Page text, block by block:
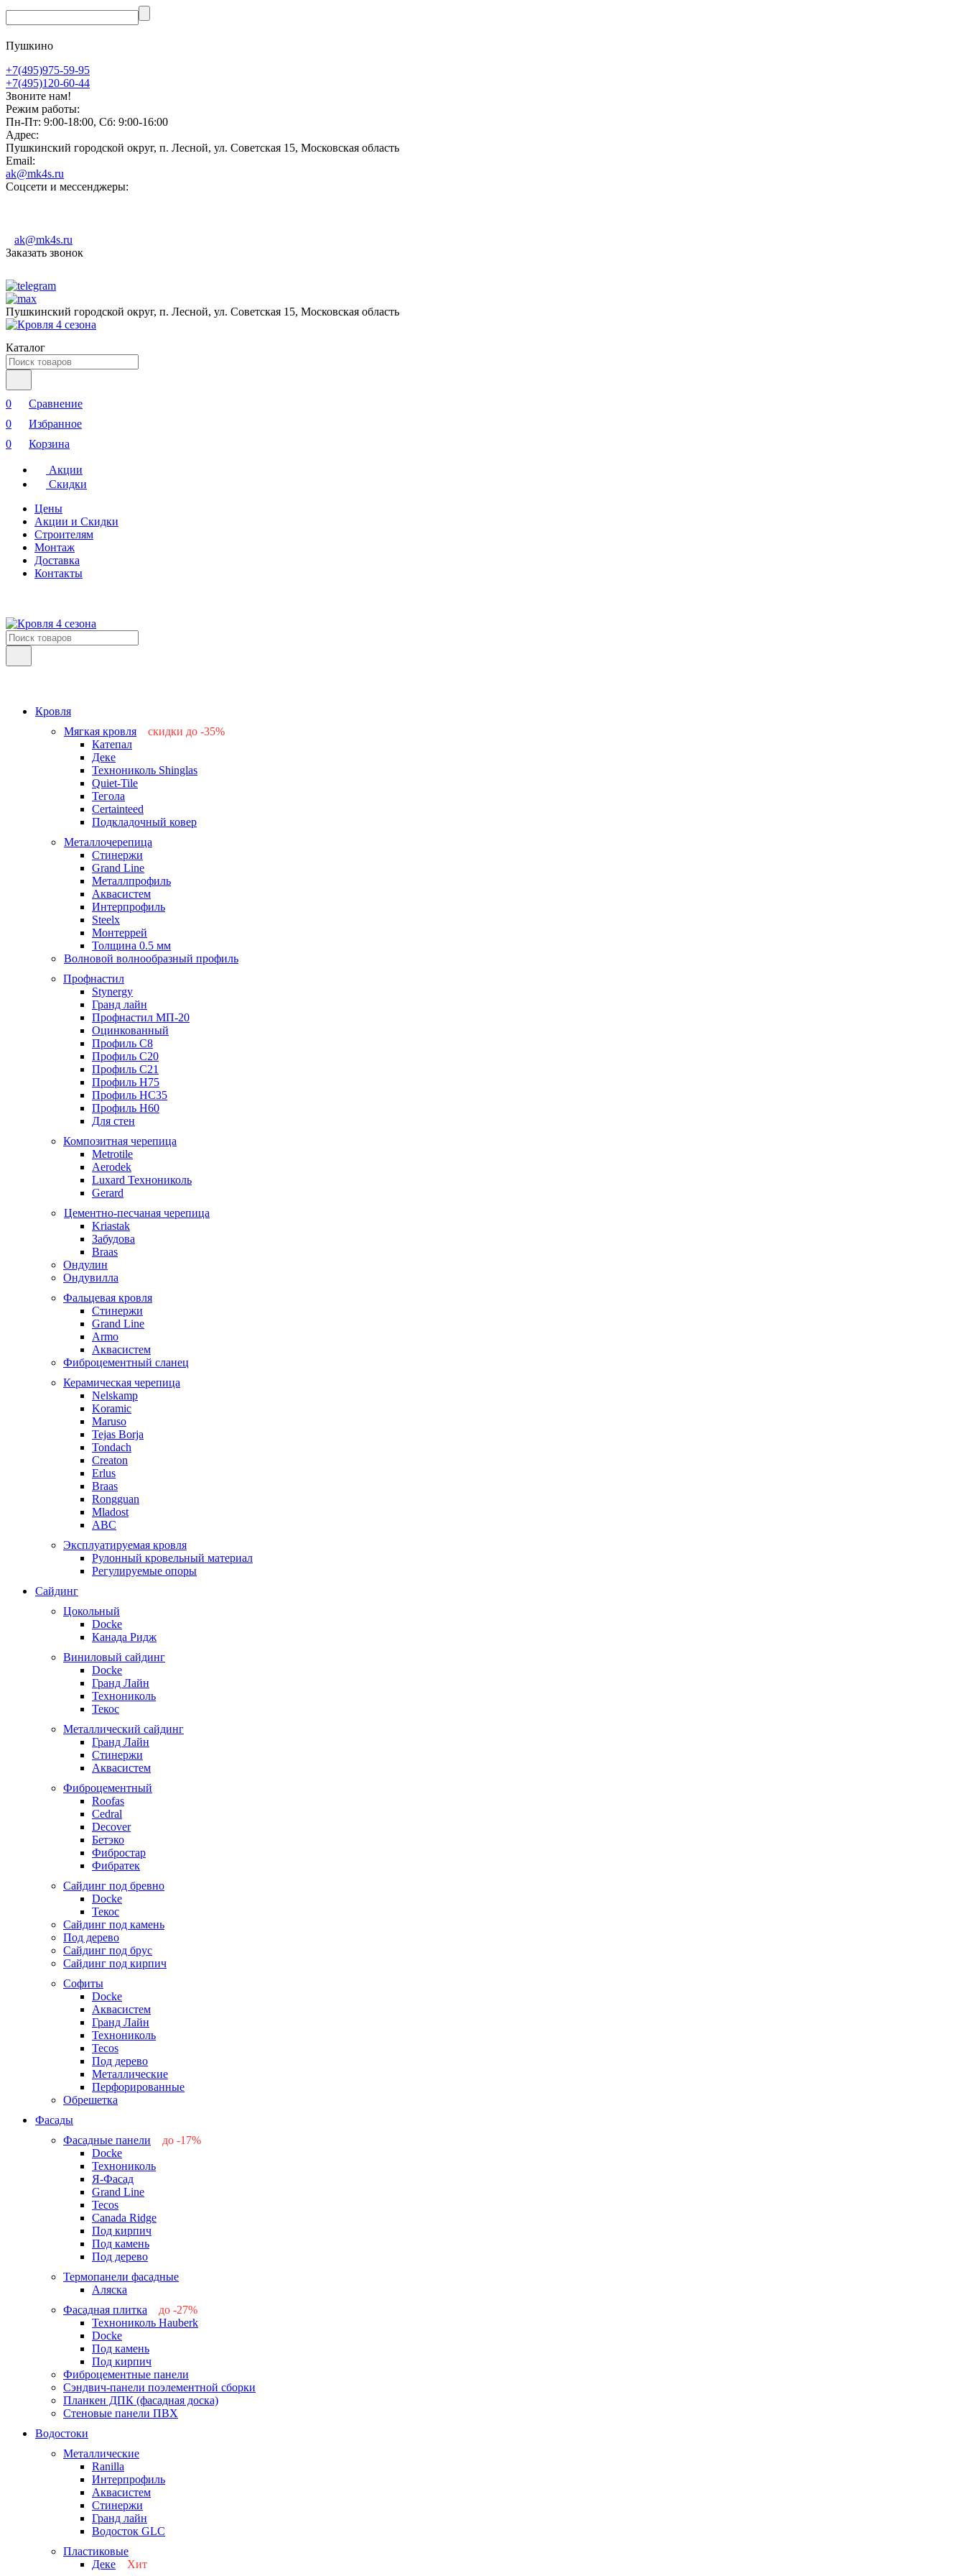
Пушкино
+7(495)975-59-95
+7(495)120-60-44
Звоните нам!
Режим работы:
Пн-Пт: 9:00-18:00, Сб: 9:00-16:00
Адрес:
Пушкинский городской округ, п. Лесной, ул. Советская 15, Московская область
Email:
ak@mk4s.ru
Соцсети и мессенджеры:
ak@mk4s.ru
Заказать звонок
Пушкинский городской округ, п. Лесной, ул. Советская 15, Московская область
Каталог
0
Сравнение
0
Избранное
0
Корзина
Акции
Скидки
Цены
Акции и Скидки
Строителям
Монтаж
Доставка
Контакты
Кровля
Мягкая кровля
скидки до -35%
Катепал
Деке
Технониколь Shinglas
Quiet-Tile
Тегола
Certainteed
Подкладочный ковер
Металлочерепица
Стинержи
Grand Line
Металлпрофиль
Аквасистем
Интерпрофиль
Steelx
Монтеррей
Толщина 0.5 мм
Волновой волнообразный профиль
Профнастил
Stynergy
Гранд лайн
Профнастил МП-20
Оцинкованный
Профиль С8
Профиль С20
Профиль С21
Профиль Н75
Профиль НС35
Профиль Н60
Для стен
Композитная черепица
Metrotile
Aerodek
Luxard Технониколь
Gerard
Цементно-песчаная черепица
Kriastak
Забудова
Braas
Ондулин
Ондувилла
Фальцевая кровля
Стинержи
Grand Line
Armo
Аквасистем
Фиброцементный сланец
Керамическая черепица
Nelskamp
Koramic
Maruso
Tejas Borja
Tondach
Creaton
Erlus
Braas
Rongguan
Mladost
ABC
Эксплуатируемая кровля
Рулонный кровельный материал
Регулируемые опоры
Сайдинг
Цокольный
Docke
Канада Ридж
Виниловый сайдинг
Docke
Гранд Лайн
Технониколь
Текос
Металлический сайдинг
Гранд Лайн
Стинержи
Аквасистем
Фиброцементный
Roofas
Cedral
Decover
Бетэко
Фибростар
Фибратек
Сайдинг под бревно
Docke
Текос
Сайдинг под камень
Под дерево
Сайдинг под брус
Сайдинг под кирпич
Софиты
Docke
Аквасистем
Гранд Лайн
Технониколь
Tecos
Под дерево
Металлические
Перфорированные
Обрешетка
Фасады
Фасадные панели
до -17%
Docke
Технониколь
Я-Фасад
Grand Line
Tecos
Canada Ridge
Под кирпич
Под камень
Под дерево
Термопанели фасадные
Аляска
Фасадная плитка
до -27%
Технониколь Hauberk
Docke
Под камень
Под кирпич
Фиброцементные панели
Сэндвич-панели поэлементной сборки
Планкен ДПК (фасадная доска)
Стеновые панели ПВХ
Водостоки
Металлические
Ranilla
Интерпрофиль
Аквасистем
Стинержи
Гранд лайн
Водосток GLC
Пластиковые
Деке
Хит